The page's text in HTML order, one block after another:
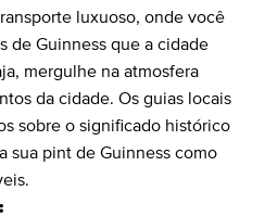
luxuoso, onde você
de Guinness que a cidade
mergulhe na atmosfera
da cidade. Os guias locais
sobre o significado histórico
sua pint de Guinness como